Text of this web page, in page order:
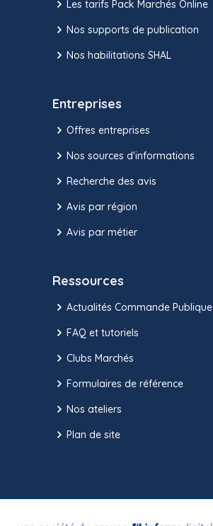
Les tarifs Pack Marchés Online
Nos supports de publication
Nos habilitations SHAL
Entreprises
Offres entreprises
Nos sources d'informations
Recherche des avis
Avis par région
Avis par métier
Ressources
Actualités Commande Publique
FAQ et tutoriels
Clubs Marchés
Formulaires de référence
Nos ateliers
Plan de site